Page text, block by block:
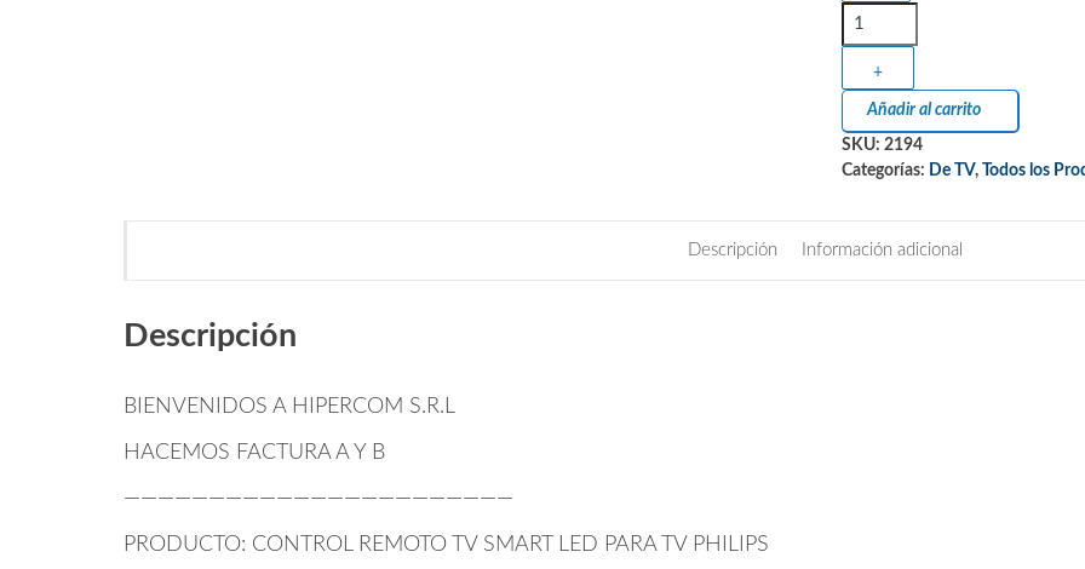
+
Añadir al carrito
SKU: 2194
Categorías: De TV, Todos los
Descripción Información adicional
Descripción
BIENVENIDOS A HIPERCOM S.R.L
HACEMOS FACTURA A Y B
———————————————————————
PRODUCTO: CONTROL REMOTO TV SMART LED PARA TV PHILIPS